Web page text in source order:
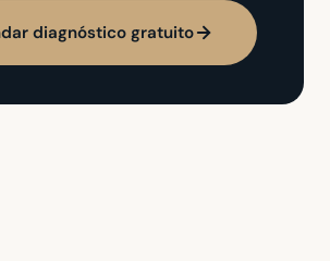
diagnóstico gratuito